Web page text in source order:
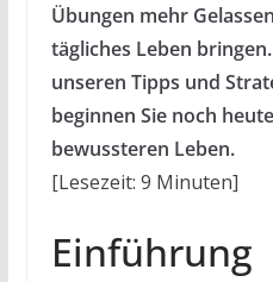
Übungen mehr
tägliches Leben
unseren Tipps und
beginnen Sie noch
bewussteren Leben.
[Lesezeit: 9 Minuten]
Einführung